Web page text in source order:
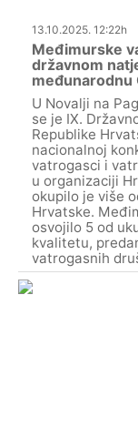
13.10.2025. 12:22h
Međimurske
državnom
međunarodnu
U Novalji na
se je IX.
Republike
nacionalnoj
vatrogasci i
u organizaciji
okupilo je više
Hrvatske.
osvojilo 5 od
kvalitetu,
vatrogasnih